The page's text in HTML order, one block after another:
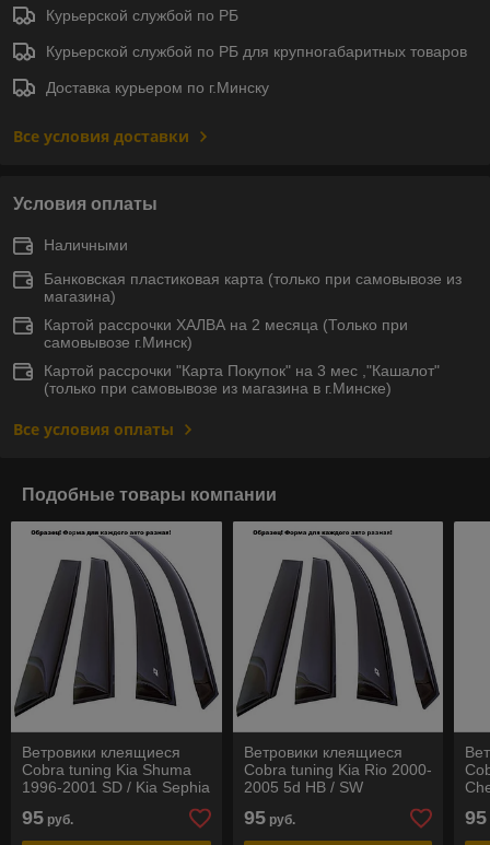
Курьерской службой по РБ
Курьерской службой по РБ для крупногабаритных товаров
Доставка курьером по г.Минску
Все условия доставки
Условия оплаты
Наличными
Банковская пластиковая карта (только при самовывозе из
магазина)
Картой рассрочки ХАЛВА на 2 месяца (Только при
самовывозе г.Минск)
Картой рассрочки "Карта Покупок" на 3 мес ,"Кашалот"
(только при самовывозе из магазина в г.Минске)
Все условия оплаты
Подобные товары компании
Ветровики клеящиеся
Cobra tuning Kia Shuma
1996-2001 SD / Kia Sephia
95 руб.
Ветровики клеящиеся
Cobra tuning Kia Rio 2000-
2005 5d HB / SW
95руб. 95